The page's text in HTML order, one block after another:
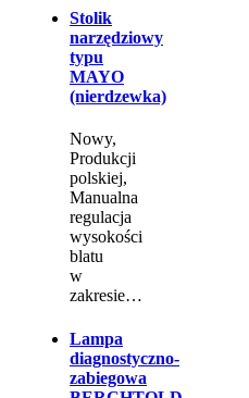
Stolik
narzędziowy
typu
MAYO
(nierdzewka)
Nowy,
Produkcji
polskiej,
Manualna
regulacja
wysokości
blatu
w
zakresie…
Lampa
diagnostyczno-
zabiegowa